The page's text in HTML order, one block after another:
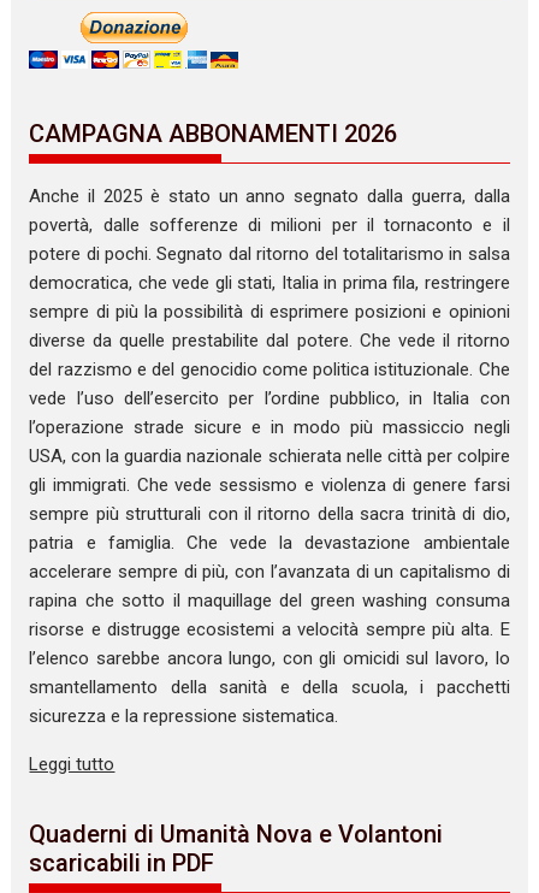
CAMPAGNA ABBONAMENTI 2026
Anche il 2025 è stato un anno segnato dalla guerra, dalla
povertà, dalle sofferenze di milioni per il tornaconto e il
potere di pochi. Segnato dal ritorno del totalitarismo in salsa
democratica, che vede gli stati, Italia in prima fila, restringere
sempre di più la possibilità di esprimere posizioni e opinioni
diverse da quelle prestabilite dal potere. Che vede il ritorno
del razzismo e del genocidio come politica istituzionale. Che
vede l’uso dell’esercito per l’ordine pubblico, in Italia con
l’operazione strade sicure e in modo più massiccio negli
USA, con la guardia nazionale schierata nelle città per colpire
gli immigrati. Che vede sessismo e violenza di genere farsi
sempre più strutturali con il ritorno della sacra trinità di dio,
patria e famiglia. Che vede la devastazione ambientale
accelerare sempre di più, con l’avanzata di un capitalismo di
rapina che sotto il maquillage del green washing consuma
risorse e distrugge ecosistemi a velocità sempre più alta. E
l’elenco sarebbe ancora lungo, con gli omicidi sul lavoro, lo
smantellamento della sanità e della scuola, i pacchetti
sicurezza e la repressione sistematica.
Leggi tutto
Quaderni di Umanità Nova e Volantoni
scaricabili in PDF